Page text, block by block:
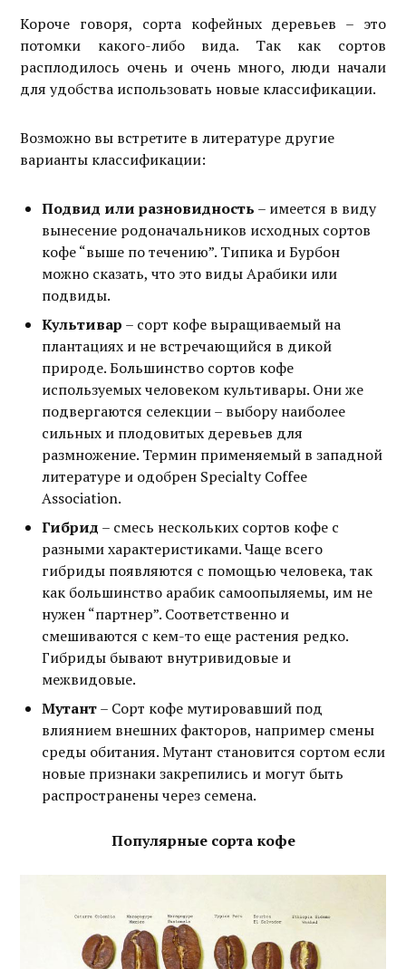
Короче говоря, сорта кофейных деревьев – это
потомки какого-либо вида. Так как сортов
расплодилось очень и очень много, люди начали
для удобства использовать новые классификации.
Возможно вы встретите в литературе другие
варианты классификации:
Подвид или разновидность – имеется в виду
вынесение родоначальников исходных сортов
кофе “выше по течению”. Типика и Бурбон
можно сказать, что это виды Арабики или
подвиды.
Культивар – сорт кофе выращиваемый на
плантациях и не встречающийся в дикой
природе. Большинство сортов кофе
используемых человеком культивары. Они же
подвергаются селекции – выбору наиболее
сильных и плодовитых деревьев для
размножение. Термин применяемый в западной
литературе и одобрен Specialty Coffee
Association.
Гибрид – смесь нескольких сортов кофе с
разными характеристиками. Чаще всего
гибриды появляются с помощью человека, так
как большинство арабик самоопыляемы, им не
нужен “партнер”. Соответственно и
смешиваются с кем-то еще растения редко.
Гибриды бывают внутривидовые и
межвидовые.
Мутант– Сорт кофе мутировавший под
влиянием внешних факторов, например смены
среды обитания. Мутант становится сортом если
новые признаки закрепились и могут быть
распространены через семена.
Популярные сорта кофе